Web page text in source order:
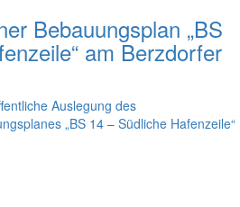
Bebauungsplan „BS
am Berzdorfer
Auslegung des
„BS 14 – Südliche Hafenzeile“